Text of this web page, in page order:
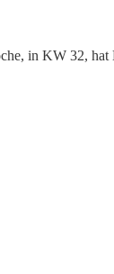
in KW 32, hat